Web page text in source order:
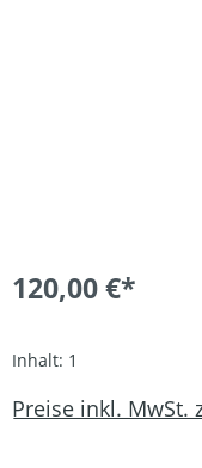
120,00 €*
Inhalt: 1
Preise inkl. MwSt.